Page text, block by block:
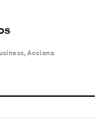
Acciona